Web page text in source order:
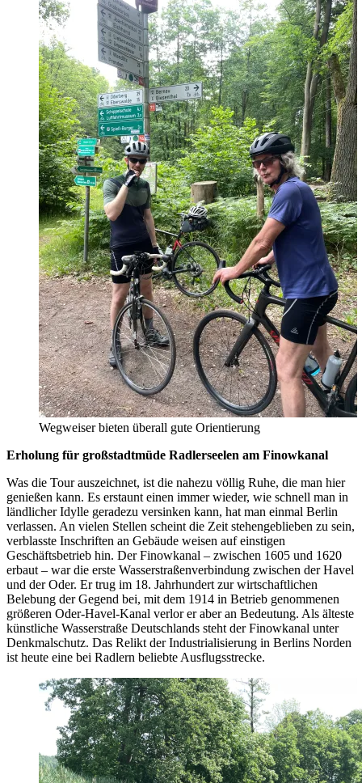
Wegweiser bieten überall gute Orientierung
Erholung für großstadtmüde Radlerseelen am Finowkanal
Was die Tour auszeichnet, ist die nahezu völlig Ruhe, die man hier
genießen kann. Es erstaunt einen immer wieder, wie schnell man in
ländlicher Idylle geradezu versinken kann, hat man einmal Berlin
verlassen. An vielen Stellen scheint die Zeit stehengeblieben zu sein,
verblasste Inschriften an Gebäude weisen auf einstigen
Geschäftsbetrieb hin. Der Finowkanal – zwischen 1605 und 1620
erbaut – war die erste Wasserstraßenverbindung zwischen der Havel
und der Oder. Er trug im 18. Jahrhundert zur wirtschaftlichen
Belebung der Gegend bei, mit dem 1914 in Betrieb genommenen
größeren Oder-Havel-Kanal verlor er aber an Bedeutung. Als älteste
künstliche Wasserstraße Deutschlands steht der Finowkanal unter
Denkmalschutz. Das Relikt der Industrialisierung in Berlins Norden
ist heute eine bei Radlern beliebte Ausflugsstrecke.